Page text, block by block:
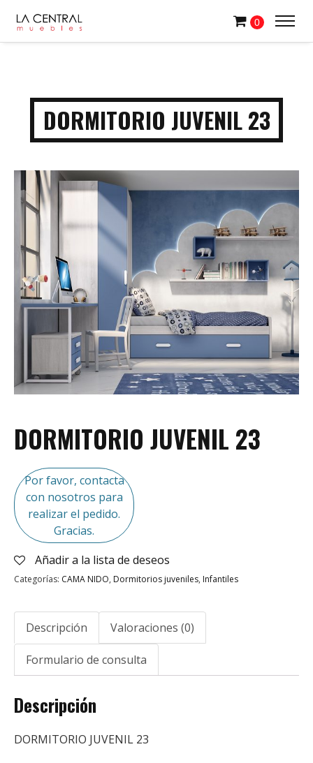
0
DORMITORIO JUVENIL 23
DORMITORIO JUVENIL 23
Por favor, contacta
con nosotros para
realizar el pedido.
Gracias.
Añadir a la lista de deseos
Categorías: CAMA NIDO, Dormitorios juveniles, Infantiles
Descripción Valoraciones (0)
Formulario de consulta
Descripción
DORMITORIO JUVENIL 23